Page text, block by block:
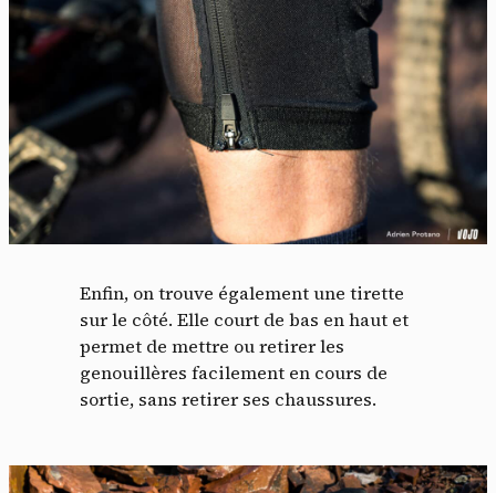
Enfin, on trouve également une tirette
sur le côté. Elle court de bas en haut et
permet de mettre ou retirer les
genouillères facilement en cours de
sortie, sans retirer ses chaussures.